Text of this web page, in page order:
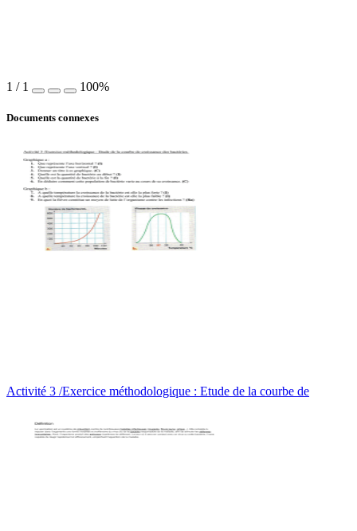
1 / 1 100%
Documents connexes
Activité 3 /Exercice méthodologique : Etude de la courbe de